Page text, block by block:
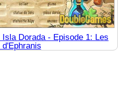
Dorada - Episode 1: Les
d'Ephranis